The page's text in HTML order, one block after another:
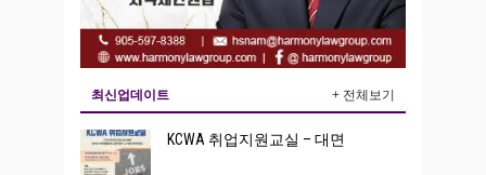
최신업데이트 + 전체보기
KCWA 취업지원교실 – 대면